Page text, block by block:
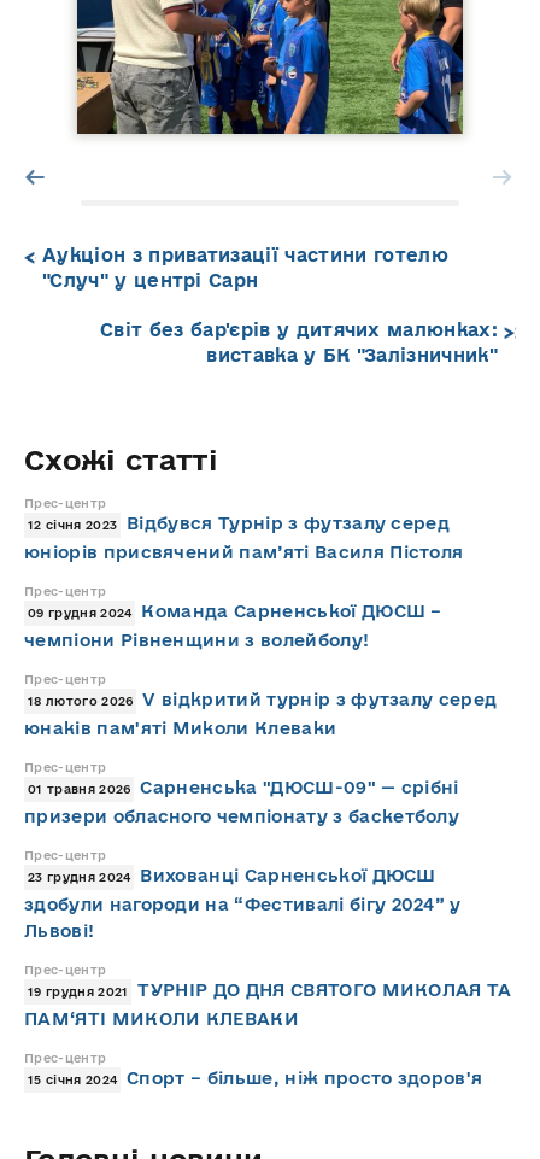
Аукціон з приватизації частини готелю
"Случ" у центрі Сарн
Світ без бар'єрів у дитячих малюнках:
виставка у БК "Залізничник"
Схожі статті
Прес-центр
12 січня 2023
Відбувся Турнір з футзалу серед
юніорів присвячений пам’яті Василя Пістоля
Прес-центр
09 грудня 2024
Команда Сарненської ДЮСШ –
чемпіони Рівненщини з волейболу!
Прес-центр
18 лютого 2026
V відкритий турнір з футзалу серед
юнаків пам'яті Миколи Клеваки
Прес-центр
01 травня 2026
Сарненська "ДЮСШ-09" — срібні
призери обласного чемпіонату з баскетболу
Прес-центр
23 грудня 2024
Вихованці Сарненської ДЮСШ
здобули нагороди на “Фестивалі бігу 2024” у
Львові!
Прес-центр
19 грудня 2021
ТУРНІР ДО ДНЯ СВЯТОГО МИКОЛАЯ ТА
ПАМ‘ЯТІ МИКОЛИ КЛЕВАКИ
Прес-центр
15 січня 2024
Спорт – більше, ніж просто здоров'я